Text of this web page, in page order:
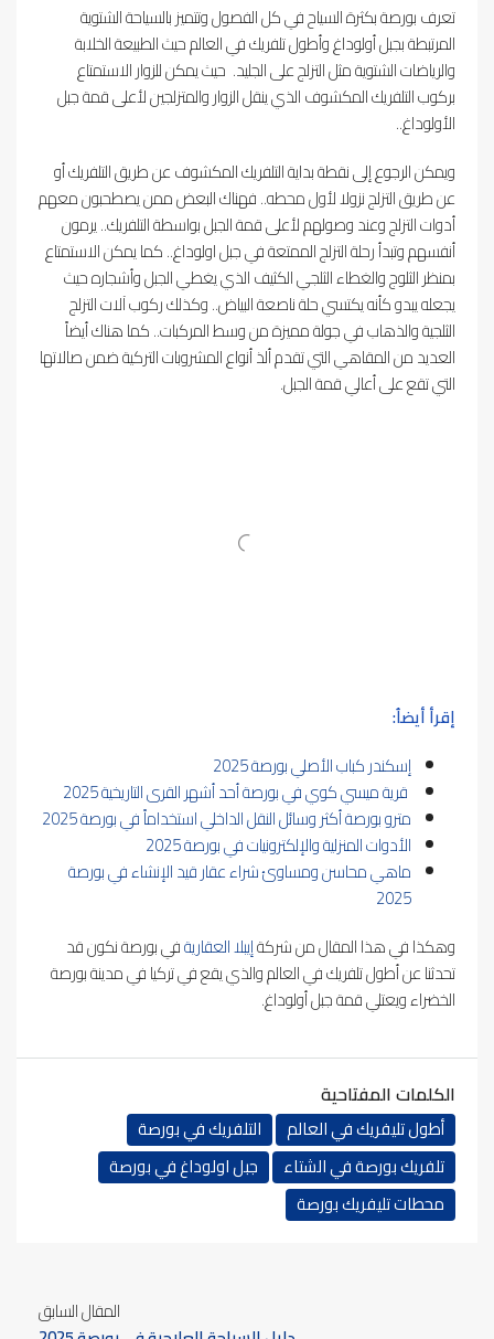
تعرف بورصة بكثرة السياح في كل الفصول وتتميز بالسياحة الشتوية
المرتبطة بجبل أولوداغ وأطول تلفريك في العالم حيث الطبيعة الخلابة
والرياضات الشتوية مثل التزلج على الجليد. حيث يمكن للزوار الاستمتاع
بركوب التلفريك المكشوف الذي ينقل الزوار والمتزلجين لأعلى قمة جبل
الأولوداغ..
ويمكن الرجوع إلى نقطة بداية التلفريك المكشوف عن طريق التلفريك أو
عن طريق التزلج نزولا لأول محطه.. فهناك البعض ممن يصطحبون معهم
أدوات التزلج وعند وصولهم لأعلى قمة الجبل بواسطة التلفريك.. يرمون
أنفسهم وتبدأ رحلة التزلج الممتعة في جبل اولوداغ.. كما يمكن الاستمتاع
بمنظر الثلوج والغطاء الثلجي الكثيف الذي يغطي الجبل وأشجاره حيث
يجعله يبدو كأنه يكتسي حلة ناصعة البياض.. وكذلك ركوب آلات التزلج
الثلجية والذهاب في جولة مميزة من وسط المركبات.. كما هناك أيضاً
العديد من المقاهي التي تقدم ألذ أنواع المشروبات التركية ضمن صالاتها
التي تقع على أعالي قمة الجبل.
إقرأ أيضاُ:
إسكندر كباب الأصلي بورصة 2025
قرية ميسي كوي في بورصة أحد أشهر القرى التاريخية 2025
مترو بورصة أكثر وسائل النقل الداخلي استخداماً في بورصة 2025
الأدوات المنزلية والإلكترونيات في بورصة 2025
ماهي محاسن ومساوئ شراء عقار قيد الإنشاء في بورصة
2025
وهكذا في هذا المقال من شركةإيبلا العقاريةفي بورصة نكون قد
تحدثنا عن أطول تلفريك في العالم والذي يقع في تركيا في مدينة بورصة
الخضراء ويعتلي قمة جبل أولوداغ.
الكلمات المفتاحية
أطول تليفريك في العالم
التلفريك في بورصة
تلفريك بورصة في الشتاء
جبل اولوداغ في بورصة
محطات تليفريك بورصة
المقال السابق